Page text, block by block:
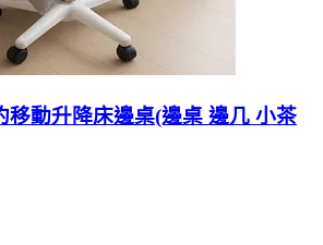
動升降床邊桌(邊桌 邊几 小茶